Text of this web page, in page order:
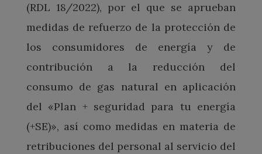
(RDL 18/2022), por el que se aprueban
medidas de refuerzo de la protección de
los consumidores de energía y de
contribución a la reducción del
consumo de gas natural en aplicación
del «Plan + seguridad para tu energía
(+SE)», así como medidas en materia de
retribuciones del personal al servicio del